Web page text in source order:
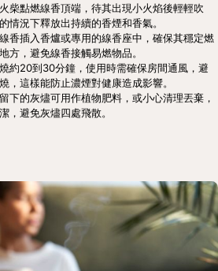
柴點燃線香頂端，待其出現小火焰後輕輕吹
情況下釋放出持續的香煙和香氣。
香插入香爐或專用的線香座中，確保其穩定燃
方，避免線香接觸易燃物品。
約20到30分鐘，使用時需確保房間通風，避
，這樣能防止濃煙對健康造成影響。
下的灰燼可用作植物肥料，或小心清理丟棄，
，避免灰燼四處飛散。